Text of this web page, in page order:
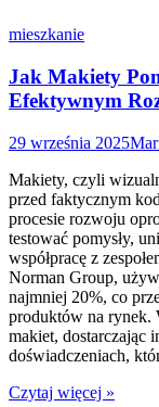
mieszkanie
Jak Makiety
Efektywnym
29 września 2025
Makiety, czyli
przed faktycznym
procesie rozwoju
testować pomysły,
współpracę z
Norman Group,
najmniej 20%, co
produktów na rynek.
makiet, dostarczając
doświadczeniach,
Czytaj więcej »